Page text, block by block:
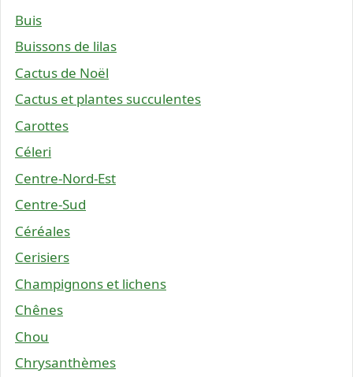
Buis
Buissons de lilas
Cactus de Noël
Cactus et plantes succulentes
Carottes
Céleri
Centre-Nord-Est
Centre-Sud
Céréales
Cerisiers
Champignons et lichens
Chênes
Chou
Chrysanthèmes